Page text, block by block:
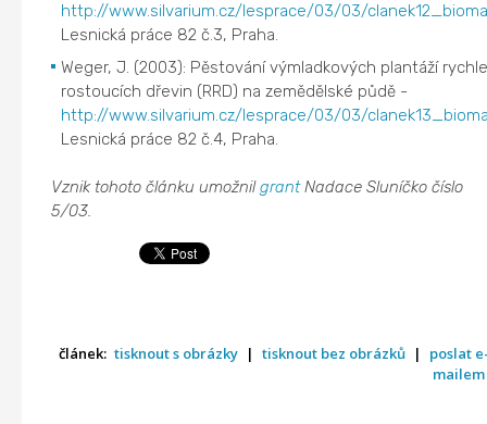
http://www.silvarium.cz/lesprace/03/03/
Lesnická práce 82 č.3, Praha.
Weger, J. (2003): Pěstování výmladkových plantáží
rostoucích dřevin (RRD) na zemědělské půdě -
http://www.silvarium.cz/lesprace/03/03/
Lesnická práce 82 č.4, Praha.
Vznik tohoto článku umožnilgrantNadace Sluníčko číslo
5/03.
článek: tisknout s obrázky | tisknout bez obrázků |
poslat
mailem